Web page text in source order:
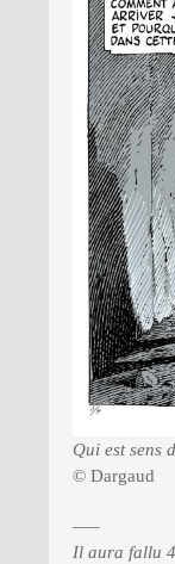
Qui est sens
© Dargaud
—–
Il aura fallu